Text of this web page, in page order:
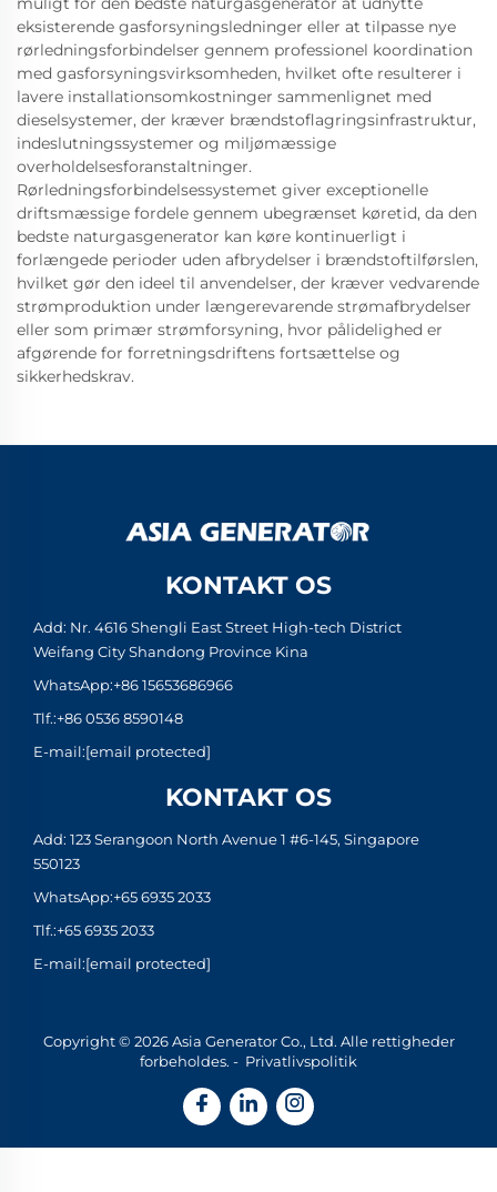
eksisterende gasforsyningsledninger eller at tilpasse nye
rørledningsforbindelser gennem professionel koordination
med gasforsyningsvirksomheden, hvilket ofte resulterer i
lavere installationsomkostninger sammenlignet med
dieselsystemer, der kræver brændstoflagringsinfrastruktur,
indeslutningssystemer og miljømæssige
overholdelsesforanstaltninger.
Rørledningsforbindelsessystemet giver exceptionelle
driftsmæssige fordele gennem ubegrænset køretid, da den
bedste naturgasgenerator kan køre kontinuerligt i
forlængede perioder uden afbrydelser i brændstoftilførslen,
hvilket gør den ideel til anvendelser, der kræver vedvarende
strømproduktion under længerevarende strømafbrydelser
eller som primær strømforsyning, hvor pålidelighed er
afgørende for forretningsdriftens fortsættelse og
sikkerhedskrav.
KONTAKT OS
Add: Nr. 4616 Shengli East Street High-tech District
Weifang City Shandong Province Kina
WhatsApp:+86 15653686966
Tlf.:+86 0536 8590148
E-mail:[email protected]
KONTAKT OS
Add: 123 Serangoon North Avenue 1 #6-145, Singapore
550123
WhatsApp:+65 6935 2033
Tlf.:+65 6935 2033
E-mail:[email protected]
Copyright © 2026 Asia Generator Co., Ltd. Alle rettigheder
forbeholdes. - Privatlivspolitik